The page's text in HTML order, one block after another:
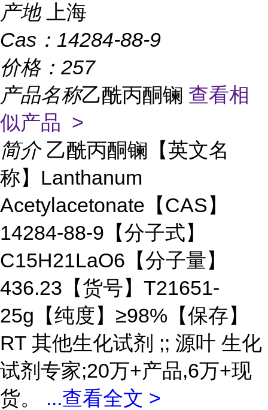
产地
上海
Cas： 14284-88-9
价格： 257
产品名称乙酰丙酮镧 查看相
似产品 >
简介 乙酰丙酮镧【英文名
称】Lanthanum
Acetylacetonate【CAS】
14284-88-9【分子式】
C15H21LaO6【分子量】
436.23【货号】T21651-
25g【纯度】≥98%【保存】
RT 其他生化试剂 ;; 源叶 生化
试剂专家;20万+产品,6万+现
货。 ...查看全文 >